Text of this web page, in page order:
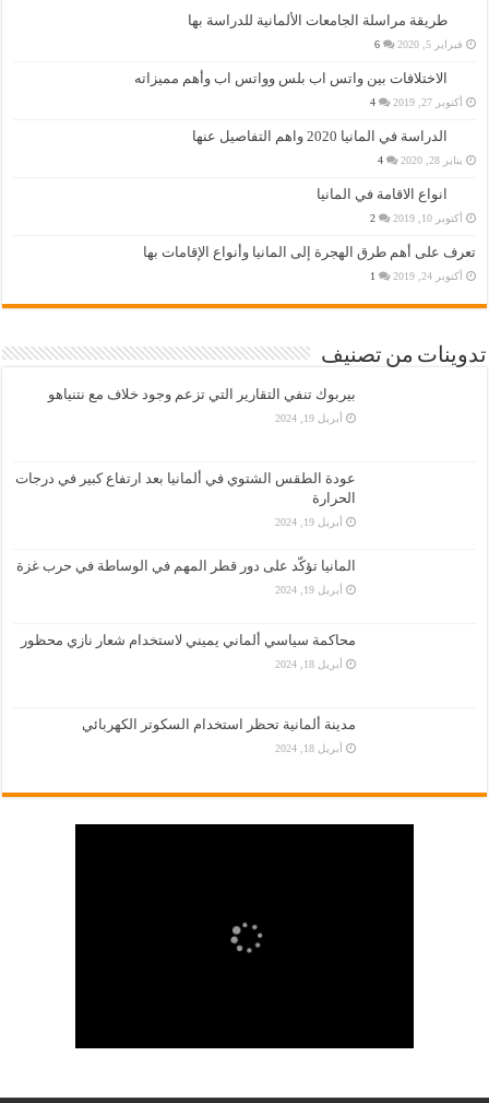
طريقة مراسلة الجامعات الألمانية للدراسة بها
فبراير 5, 2020 6
الاختلافات بين واتس اب بلس وواتس اب وأهم مميزاته
أكتوبر 27, 2019 4
الدراسة في المانيا 2020 واهم التفاصيل عنها
يناير 28, 2020 4
انواع الاقامة في المانيا
أكتوبر 10, 2019 2
تعرف على أهم طرق الهجرة إلى المانيا وأنواع الإقامات بها
أكتوبر 24, 2019 1
تدوينات من تصنيف
بيربوك تنفي التقارير التي تزعم وجود خلاف مع نتنياهو
أبريل 19, 2024
عودة الطقس الشتوي في ألمانيا بعد ارتفاع كبير في درجات
الحرارة
أبريل 19, 2024
المانيا تؤكّد على دور قطر المهم في الوساطة في حرب غزة
أبريل 19, 2024
محاكمة سياسي ألماني يميني لاستخدام شعار نازي محظور
أبريل 18, 2024
مدينة ألمانية تحظر استخدام السكوتر الكهربائي
أبريل 18, 2024